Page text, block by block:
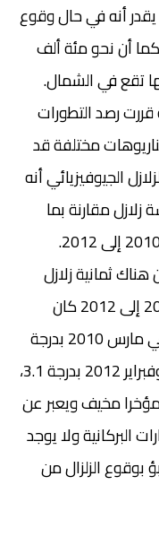
يقدر أنه في حال وقوع
ستدمر، كما أن نحو مئة ألف
تقع في الشمال.
قررت رصد التطورات
مختلفة قد
الجيوفيزيائي أنه
مقارنة بما
جرى في ثلاث سنوات فقط من عام 2010 إلى 2012.
بأنه منذ عام 2010 كان هناك ثمانية زلازل
بدرجة 2.0 أو أعلى درجة، بينما في 2010 إلى 2012 كان
هناك زلزال واحد كل عام، حيث وقع في مارس 2010 بدرجة
3.6، وآخر في يوليو 2011 بدرجة 2.4، وفبراير 2012 بدرجة 3.1،
مؤخرا مخيف ويعبر عن
البركانية ولا يوجد
بوقوع الزلزال من